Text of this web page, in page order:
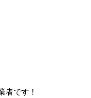
者です！